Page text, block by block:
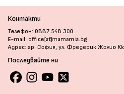
Контакти
Телефон: 0887 548 300
E-mail: office[at]mamamia.bg
Адрес: гр. София, ул. Фредерик Жолио
Последвайте ни